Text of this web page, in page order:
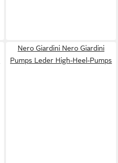
Nero Giardini Nero Giardini
Pumps Leder High-Heel-Pumps